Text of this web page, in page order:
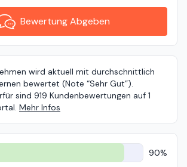
Bewertung Abgeben
wird aktuell mit durchschnittlich
bewertet (Note “Sehr Gut”).
sind 919 Kundenbewertungen auf 1
Mehr Infos
90%